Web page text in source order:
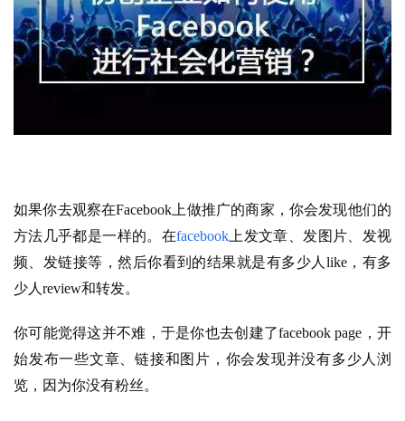
如果你去观察在Facebook上做推广的商家，你会发现他们的
方法几乎都是一样的。在facebook上发文章、发图片、发视
频、发链接等，然后你看到的结果就是有多少人like，有多
少人review和转发。
你可能觉得这并不难，于是你也去创建了facebook page，开
始发布一些文章、链接和图片，你会发现并没有多少人浏
览，因为你没有粉丝。